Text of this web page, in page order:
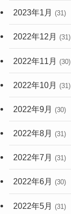
2023年1月 (31)
2022年12月 (31)
2022年11月 (30)
2022年10月 (31)
2022年9月 (30)
2022年8月 (31)
2022年7月 (31)
2022年6月 (30)
2022年5月 (31)